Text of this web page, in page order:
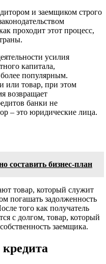
и заемщиком строго
проходит этот процесс,
усилия
капитала,
популярным.
или товар, при этом
возвращает
банки не
– это юридические лица.
составить бизнес-план
товар, который служит
погашать задолженность
того как получатель
с долгом, товар, который
заемщика.